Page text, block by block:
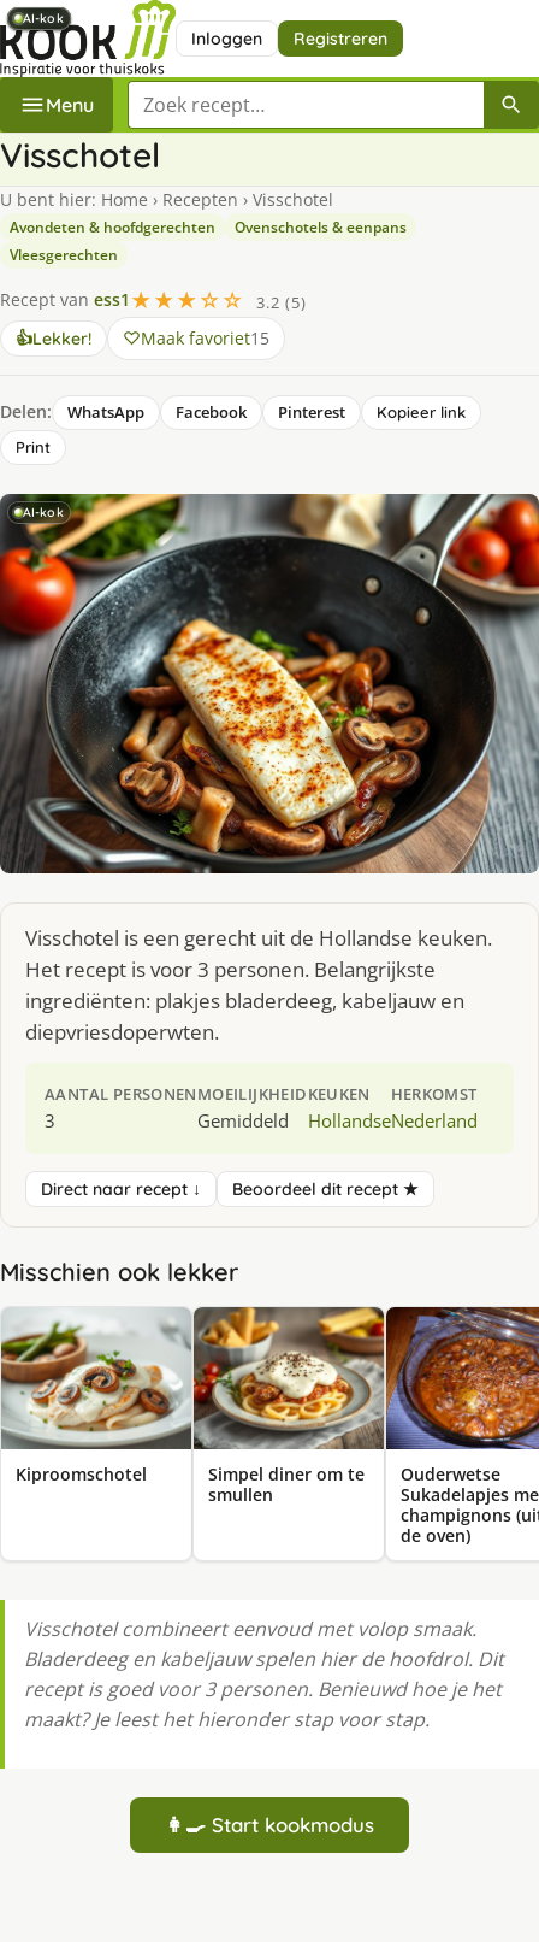
Inloggen Registreren
Menu Zoek een recept
Visschotel
U bent hier: Home › Recepten › Visschotel
Avondeten & hoofdgerechten
Ovenschotels & eenpans
Vleesgerechten
Recept van ess1 ★★★☆☆
3.2 (5)
👍Lekker! Maak favoriet15
Delen: WhatsApp Facebook Pinterest
Kopieer link
Print
AI-kok
Visschotel is een gerecht uit de Hollandse keuken.
Het recept is voor 3 personen. Belangrijkste
ingrediënten: plakjes bladerdeeg, kabeljauw en
diepvriesdoperwten.
AANTAL PERSONEN
3
MOEILIJKHEID
Gemiddeld
KEUKEN
Hollandse
HERKOMST
Nederland
Direct naar recept ↓ Beoordeel dit recept ★
Misschien ook lekker
AI-kok
Kiproomschotel
AI-kok
Simpel diner om te
smullen
Ouderwetse
Sukadelapjes
champignons
de oven)
AI-kok
AI-kok
AI-kok
AI-kok
Visschotel combineert eenvoud met volop smaak.
Bladerdeeg en kabeljauw spelen hier de hoofdrol. Dit
recept is goed voor 3 personen. Benieuwd hoe je het
maakt? Je leest het hieronder stap voor stap.
👩‍🍳 Start kookmodus